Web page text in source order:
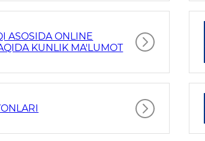
ASOSIDA ONLINE
KUNLIK MA'LUMOT